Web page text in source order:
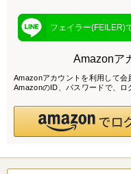
フェイラー(FEILER)
Amazonア
Amazonアカウントを利用して会
AmazonのID、パスワードで、ロ